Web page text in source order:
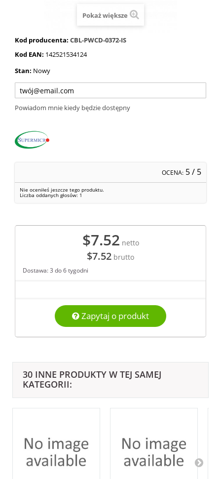
Pokaż większe
Kod producenta: CBL-PWCD-0372-IS
Kod EAN: 142521534124
Stan: Nowy
Powiadom mnie kiedy będzie dostępny
OCENA: 5/ 5
Nie oceniłeś jeszcze tego produktu.
Liczba oddanych głosów: 1
$7.52 netto
$7.52 brutto
Dostawa: 3 do 6 tygodni
Zapytaj o produkt
30 INNE PRODUKTY W TEJ SAMEJ
KATEGORII: